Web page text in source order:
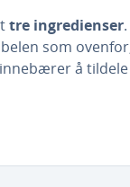
tre ingredienser
som
å